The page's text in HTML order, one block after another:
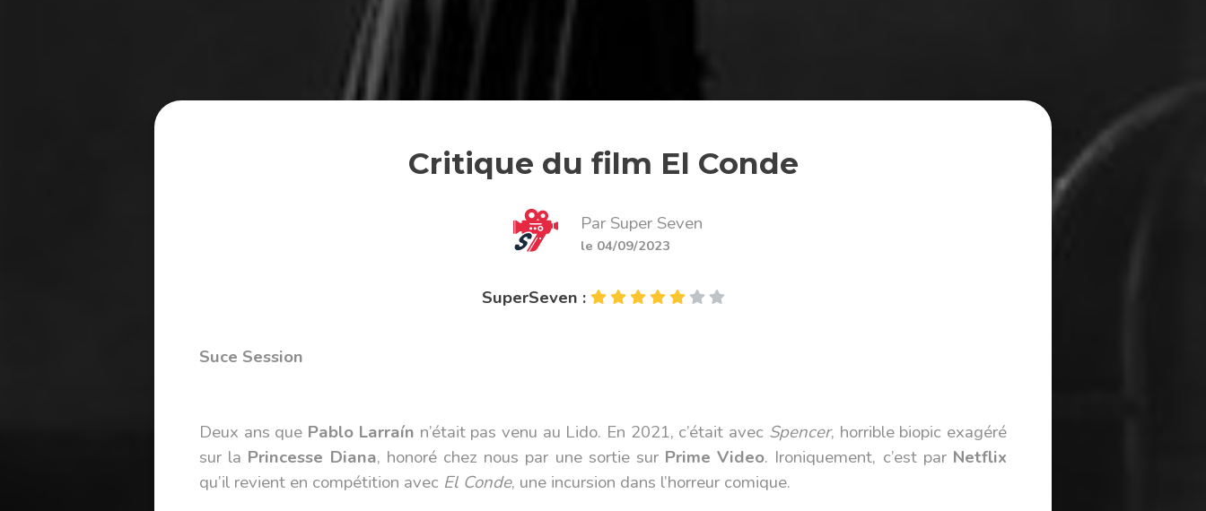
Critique du film El Conde
Par Super Seven
le 04/09/2023
SuperSeven :
Suce Session
Deux ans que Pablo Larraín n’était pas venu au Lido. En 2021, c’était avec Spencer, horrible biopic exagéré
sur la Princesse Diana, honoré chez nous par une sortie sur Prime Video. Ironiquement, c’est par Netflix
qu’il revient en compétition avec El Conde, une incursion dans l’horreur comique.